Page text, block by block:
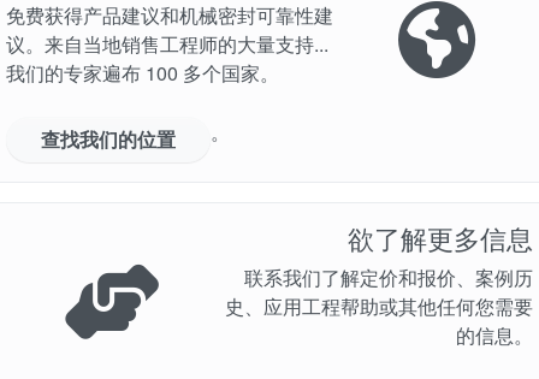
免费获得产品建议和机械密封可靠性建
议。来自当地销售工程师的大量支持...
我们的专家遍布 100 多个国家。
查找我们的位置 。
欲了解更多信息
联系我们了解定价和报价、案例历
史、应用工程帮助或其他任何您需要
的信息。